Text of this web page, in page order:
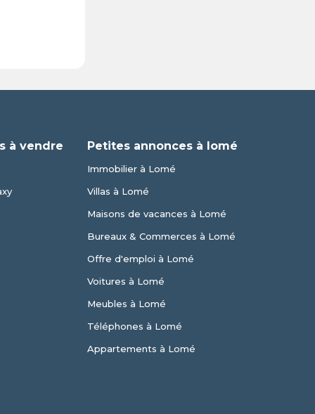
à vendre Petites annonces à lomé
Immobilier à Lomé
Villas à Lomé
Maisons de vacances à Lomé
Bureaux & Commerces à Lomé
Offre d'emploi à Lomé
Voitures à Lomé
Meubles à Lomé
Téléphones à Lomé
Appartements à Lomé